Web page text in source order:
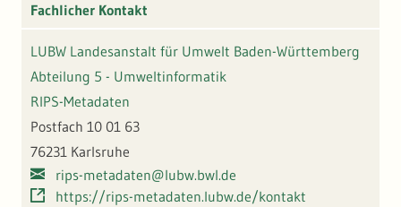
Fachlicher Kontakt
LUBW Landesanstalt für Umwelt Baden-Württemberg
Abteilung 5 - Umweltinformatik
RIPS-Metadaten
Postfach 10 01 63
76231 Karlsruhe
rips-metadaten@lubw.bwl.de
https://rips-metadaten.lubw.de/kontakt